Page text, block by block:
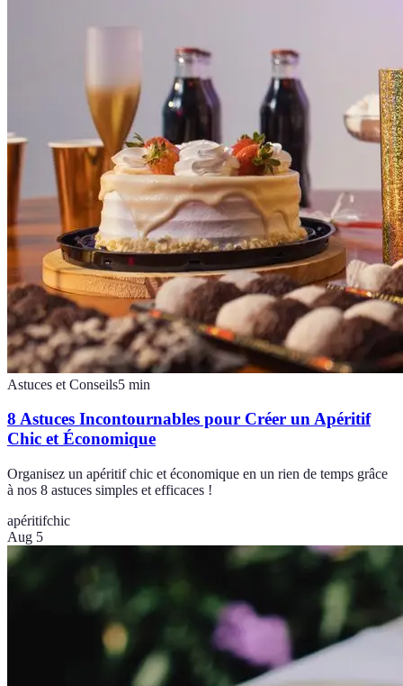
Astuces et Conseils5 min
8 Astuces Incontournables pour Créer un Apéritif
Chic et Économique
Organisez un apéritif chic et économique en un rien de temps grâce
à nos 8 astuces simples et efficaces !
apéritifchic
Aug 5